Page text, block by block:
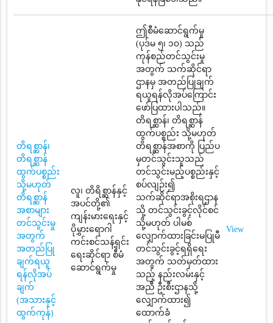
တိရစ္ဆာန်၊
တိရစ္ဆာန်
ထွက်ပစ္စည်း
သို့မဟုတ်
တိရစ္ဆာန်
အစာများ
တင်သွင်းမှု
အတွက်
အတည်ပြု
ချက်ရယူ
ရန်လိုအပ်
ချက်
(အသားနှင့်
ထွက်ကုန်)
လူ၊ တိရိစ္ဆာန်နှင့်
အပင်တို့၏
ကျန်းမားရေးနှင့်
ပိုမွှားရောဂါ
ကင်းစင်သန့်ရှင်း
ရေးဆိုင်ရာ စီမံ
ဆောင်ရွက်မှု
ဤစီမံဆောင်ရွက်မှု
(ပုဒ်မ ၅၊ ၁၀) သည်
ကုန်စည်တင်သွင်းမှု
အတွက် သက်ဆိုင်ရာ
ဌာနမှ အတည်ပြုချက်
ရယူရန်လိုအပ်ကြောင်း
ဖော်ပြထားပါသည်။
တိရစ္ဆာန်၊ တိရစ္ဆာန်
ထွက်ပစ္စည်း သို့မဟုတ်
တိရစ္ဆာန်အစာကို ပြည်ပ
မှတင်သွင်းသူသည်
တင်သွင်းမည့်ပစ္စည်းနှင့်
စပ်လျဉ်း၍
သက်ဆိုင်ရာအစိုးရဌာန
သို့ တင်သွင်းခွင့်လိုင်စင်
သို့မဟုတ် ပါမစ်
လျှောက်ထားခြင်းမပြုမီ
တင်သွင်းခွင့်ရရှိရေး
အတွက် သတ်မှတ်ထား
သည့် နည်းလမ်းနှင့်
အညီ ဦးစီးဌာနသို့
လျှောက်ထား၍
ထောက်ခံ
View